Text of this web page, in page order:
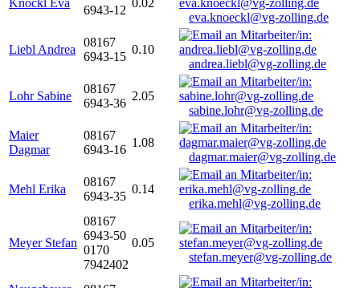
Knöckl Eva
6943-12
0.02
eva.knoeckl@vg-zolling.de
Liebl Andrea
08167
6943-15
0.10
andrea.liebl@vg-zolling.de
Lohr Sabine
08167
6943-36
2.05
sabine.lohr@vg-zolling.de
Maier
Dagmar
08167
6943-16
1.08
dagmar.maier@vg-zolling.de
Mehl Erika
08167
6943-35
0.14
erika.mehl@vg-zolling.de
Meyer Stefan
08167
6943-50
0170
7942402
0.05
stefan.meyer@vg-zolling.de